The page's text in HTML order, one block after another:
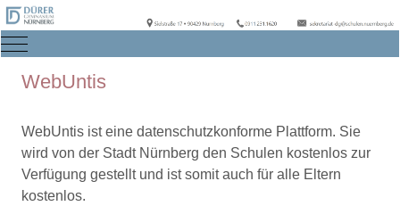
Mobile Menu Toggle
WebUntis
WebUntis ist eine datenschutzkonforme Plattform. Sie
wird von der Stadt Nürnberg den Schulen kostenlos zur
Verfügung gestellt und ist somit auch für alle Eltern
kostenlos.